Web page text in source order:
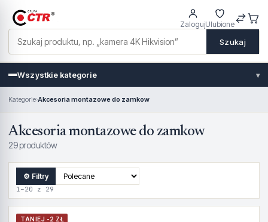
Szukaj
ZalogujUlubione
Wszystkie kategorie ▾
Kategorie›Akcesoria montazowe do zamkow
Akcesoria montazowe do zamkow
29 produktów
⚙ Filtry
1–20 z 29
TANIEJ -2 ZŁ